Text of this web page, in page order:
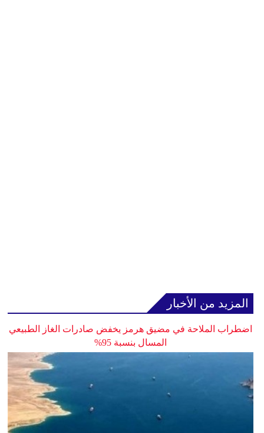
المزيد من الأخبار
اضطراب الملاحة في مضيق هرمز يخفض صادرات الغاز الطبيعي
المسال بنسبة 95%